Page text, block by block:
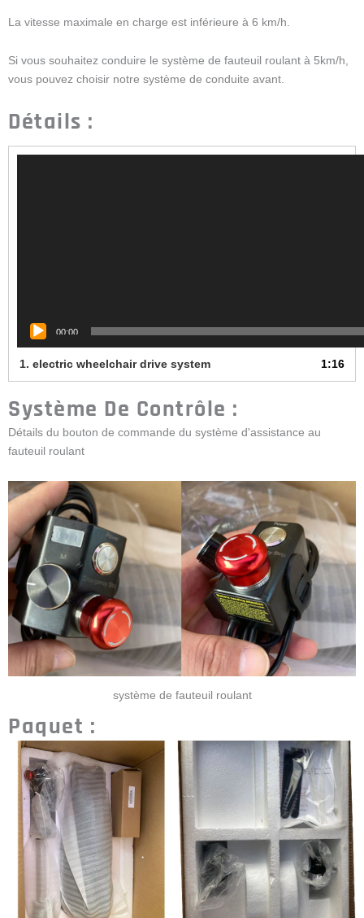
La vitesse maximale en charge est inférieure à 6 km/h.
Si vous souhaitez conduire le système de fauteuil roulant à 5km/h,
vous pouvez choisir notre système de conduite avant.
Détails :
00:00
1. electric wheelchair drive system 1:16
Système De Contrôle :
Détails du bouton de commande du système d'assistance au
fauteuil roulant
système de fauteuil roulant
Paquet :